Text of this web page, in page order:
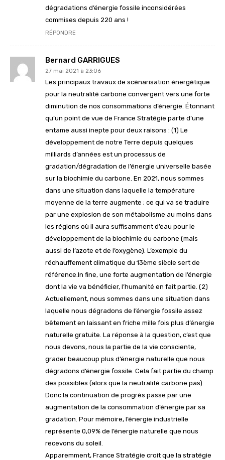
dégradations d’énergie fossile inconsidérées
commises depuis 220 ans !
RÉPONDRE
Bernard GARRIGUES
27 mai 2021 à 23:06
Les principaux travaux de scénarisation énergétique
pour la neutralité carbone convergent vers une forte
diminution de nos consommations d’énergie. Étonnant
qu’un point de vue de France Stratégie parte d’une
entame aussi inepte pour deux raisons : (1) Le
développement de notre Terre depuis quelques
milliards d’années est un processus de
gradation/dégradation de l’énergie universelle basée
sur la biochimie du carbone. En 2021, nous sommes
dans une situation dans laquelle la température
moyenne de la terre augmente ; ce qui va se traduire
par une explosion de son métabolisme au moins dans
les régions où il aura suffisamment d’eau pour le
développement de la biochimie du carbone (mais
aussi de l’azote et de l’oxygène). L’exemple du
réchauffement climatique du 13ème siècle sert de
référence.In fine, une forte augmentation de l’énergie
dont la vie va bénéficier, l’humanité en fait partie. (2)
Actuellement, nous sommes dans une situation dans
laquelle nous dégradons de l’énergie fossile assez
bêtement en laissant en friche mille fois plus d’énergie
naturelle gratuite. La réponse à la question, c’est que
nous devons, nous la partie de la vie consciente,
grader beaucoup plus d’énergie naturelle que nous
dégradons d’énergie fossile. Cela fait partie du champ
des possibles (alors que la neutralité carbone pas).
Donc la continuation de progrès passe par une
augmentation de la consommation d’énergie par sa
gradation. Pour mémoire, l’énergie industrielle
représente 0,09% de l’énergie naturelle que nous
recevons du soleil.
Apparemment, France Stratégie croit que la stratégie